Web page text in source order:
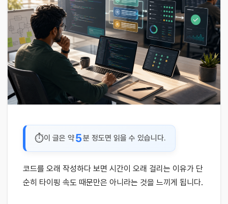
이 글은 약5분 정도면 읽을 수 있습니다.
코드를 오래 작성하다 보면 시간이 오래 걸리는 이유가 단
순히 타이핑 속도 때문만은 아니라는 것을 느끼게 됩니다.